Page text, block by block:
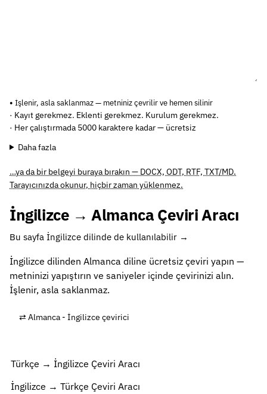
İngilizce → Almanca Çeviri Aracı
Bu sayfa İngilizce dilinde de kullanılabilir →
İngilizce dilinden Almanca diline ücretsiz çeviri yapın —
metninizi yapıştırın ve saniyeler içinde çevirinizi alın.
İşlenir, asla saklanmaz.
⇄ Almanca - İngilizce çevirici
İşlenir, asla saklanmaz — metniniz çevrilir ve hemen silinir
· Kayıt gerekmez. Eklenti gerekmez. Kurulum gerekmez.
· Her çalıştırmada 5000 karaktere kadar — ücretsiz
Daha fazla
…ya da bir belgeyi buraya bırakın — DOCX, ODT, RTF, TXT/MD.
Tarayıcınızda okunur, hiçbir zaman yüklenmez.
Türkçe → İngilizce Çeviri Aracı
İngilizce → Türkçe Çeviri Aracı